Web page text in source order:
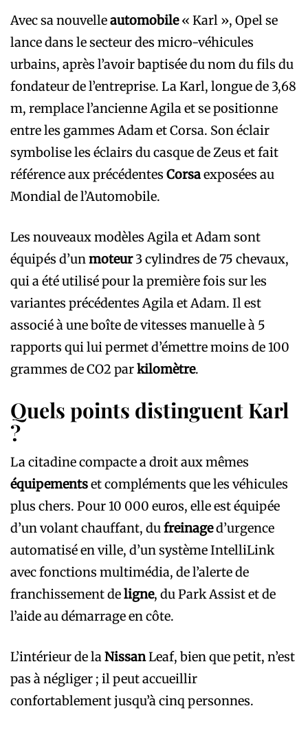
Avec sa nouvelleautomobile« Karl », Opel se
lance dans le secteur des micro-véhicules
urbains, après l’avoir baptisée du nom du fils du
fondateur de l’entreprise. La Karl, longue de 3,68
m, remplace l’ancienne Agila et se positionne
entre les gammes Adam et Corsa. Son éclair
symbolise les éclairs du casque de Zeus et fait
référence aux précédentes Corsaexposées au
Mondial de l’Automobile.
Les nouveaux modèles Agila et Adam sont
équipés d’unmoteur3 cylindres de 75 chevaux,
qui a été utilisé pour la première fois sur les
variantes précédentes Agila et Adam. Il est
associé à une boîte de vitesses manuelle à 5
rapports qui lui permet d’émettre moins de 100
grammes de CO2 parkilomètre.
Quels points distinguent Karl
?
La citadine compacte a droit aux mêmes
équipementset compléments que les véhicules
plus chers. Pour 10 000 euros, elle est équipée
d’un volant chauffant, dufreinaged’urgence
automatisé en ville, d’un système IntelliLink
avec fonctions multimédia, de l’alerte de
franchissement deligne, du Park Assist et de
l’aide au démarrage en côte.
L’intérieur de laNissanLeaf, bien que petit, n’est
pas à négliger ; il peut accueillir
confortablement jusqu’à cinq personnes.